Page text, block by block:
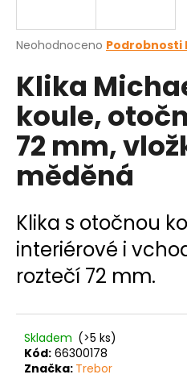
Průměrné
produktu
je
0,0
5
hvězdiček.
Neohodnoceno Podrobnosti
Klika
koule,
72 mm,
měděná
Klika s otočnou
interiérové i
roztečí 72 mm.
Skladem (>5 ks)
Kód: 66300178
Značka: Trebor
j
t
?
D
o
o
u
č